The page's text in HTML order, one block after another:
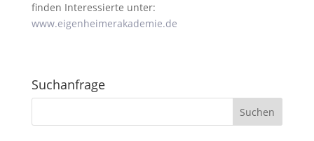
finden Interessierte unter:
www.eigenheimerakademie.de
Suchanfrage